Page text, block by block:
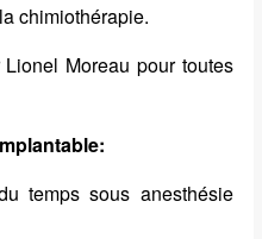
chimiothérapie.
Moreau pour toutes
temps sous anesthésie